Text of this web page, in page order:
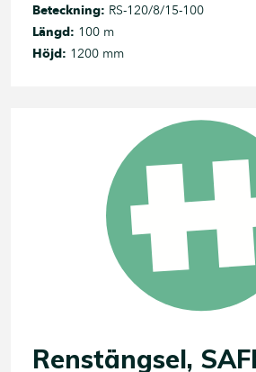
Beteckning: RS-120/8/15-100
Längd: 100 m
Höjd: 1200 mm
Renstängsel,